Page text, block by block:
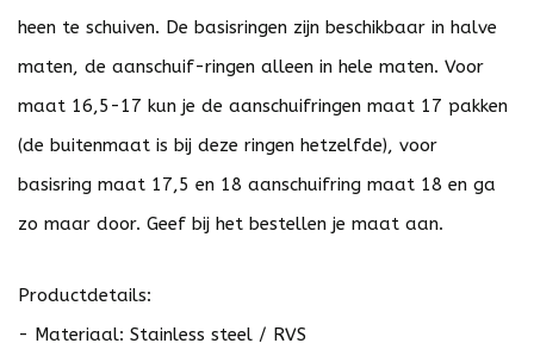
heen te schuiven. De basisringen zijn beschikbaar in halve
maten, de aanschuif-ringen alleen in hele maten. Voor
maat 16,5-17 kun je de aanschuifringen maat 17 pakken
(de buitenmaat is bij deze ringen hetzelfde), voor
basisring maat 17,5 en 18 aanschuifring maat 18 en ga
zo maar door. Geef bij het bestellen je maat aan.
Productdetails:
- Materiaal: Stainless steel / RVS